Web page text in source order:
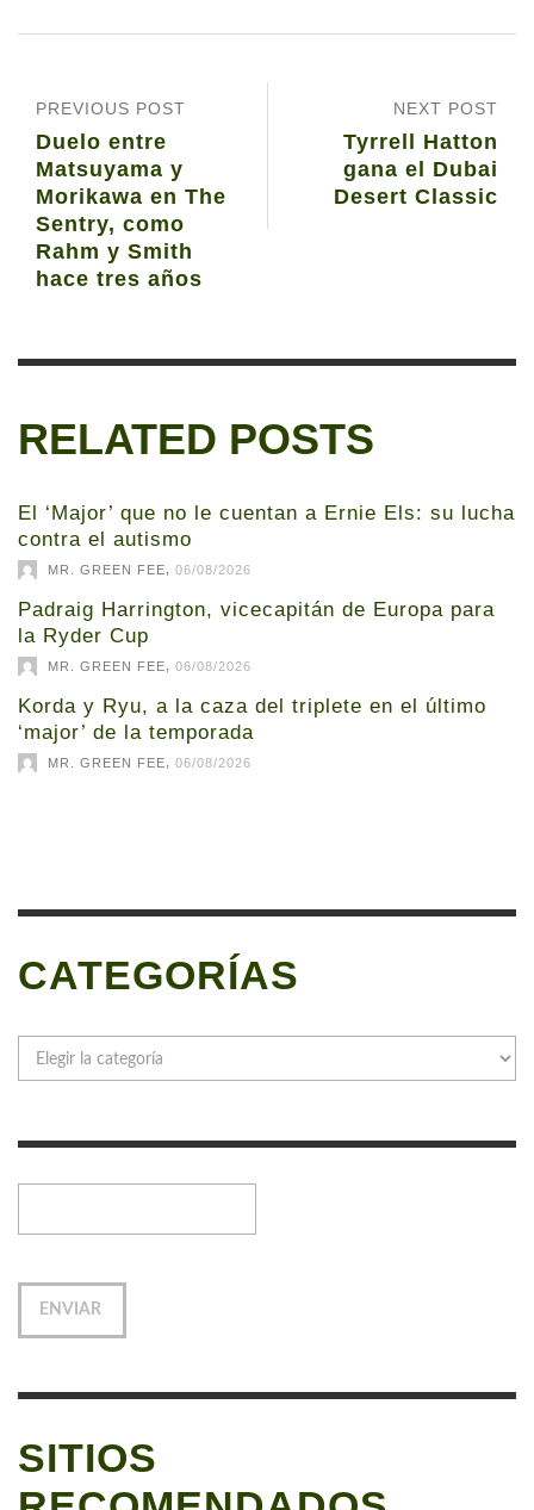
NEXT POST
Tyrrell Hatton
gana el Dubai
Desert Classic
PREVIOUS POST
Duelo entre
Matsuyama y
Morikawa en The
Sentry, como
Rahm y Smith
hace tres años
RELATED POSTS
El ‘Major’ que no le cuentan a Ernie Els: su lucha
contra el autismo
MR. GREEN FEE 06/08/2026
Padraig Harrington, vicecapitán de Europa para
la Ryder Cup
MR. GREEN FEE 06/08/2026
Korda y Ryu, a la caza del triplete en el último
‘major’ de la temporada
MR. GREEN FEE 06/08/2026
CATEGORÍAS
SITIOS